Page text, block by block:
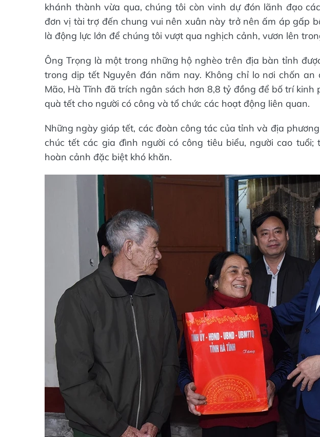
khánh thành vừa qua, chúng tôi còn vinh dự đón lãnh đạo
đơn vị tài trợ đến chung vui nên xuân này trở nên ấm áp gấp
là động lực lớn để chúng tôi vượt qua nghịch cảnh, vươn lên
Ông Trọng là một trong những hộ nghèo trên địa bàn tỉnh
trong dịp tết Nguyên đán năm nay. Không chỉ lo nơi chốn an
Mão, Hà Tĩnh đã trích ngân sách hơn 8,8 tỷ đồng để bố trí
quà tết cho người có công và tổ chức các hoạt động liên quan.
Những ngày giáp tết, các đoàn công tác của tỉnh và địa
chúc tết các gia đình người có công tiêu biểu, người cao
hoàn cảnh đặc biệt khó khăn.